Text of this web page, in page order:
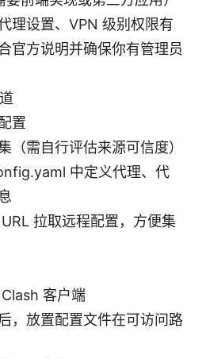
理设置、VPN 级别权限有
官方说明并确保你有管理员
置
（需自行评估来源可信度）
中定义代理、代
拉取远程配置，方便集
客户端
，放置配置文件在可访问路